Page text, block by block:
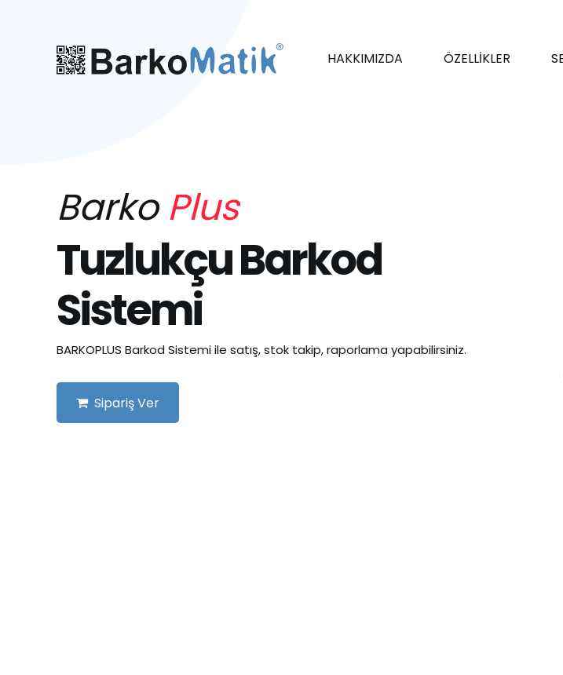
HAKKIMIZDA ÖZELLİKLER
BarkoPlus
Tuzlukçu Barkod
Sistemi
BARKOPLUS Barkod Sistemi ile satış, stok takip, raporlama yapabilirsiniz.
Sipariş Ver